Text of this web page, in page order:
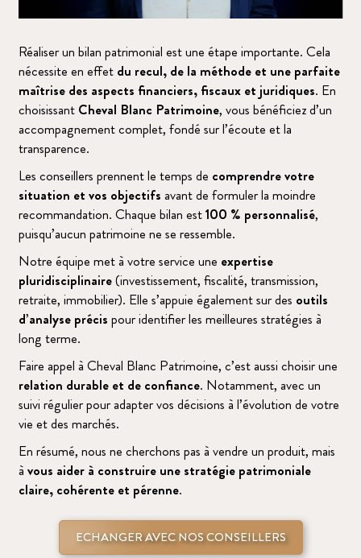
Réaliser un bilan patrimonial est une étape importante. Cela
nécessite en effet du recul, de la méthode et une parfaite
maîtrise des aspects financiers, fiscaux et juridiques. En
choisissant Cheval Blanc Patrimoine, vous bénéficiez d’un
accompagnement complet, fondé sur l’écoute et la
transparence.
Les conseillers prennent le temps de comprendre votre
situation et vos objectifs avant de formuler la moindre
recommandation. Chaque bilan est100 % personnalisé,
puisqu’aucun patrimoine ne se ressemble.
Notre équipe met à votre service une expertise
pluridisciplinaire(investissement, fiscalité, transmission,
retraite, immobilier). Elle s’appuie également sur des outils
d’analyse précis pour identifier les meilleures stratégies à
long terme.
Faire appel à Cheval Blanc Patrimoine, c’est aussi choisir une
relation durable et de confiance. Notamment, avec un
suivi régulier pour adapter vos décisions à l’évolution de votre
vie et des marchés.
En résumé, nous ne cherchons pas à vendre un produit, mais
à vous aider à construire une stratégie patrimoniale
claire, cohérente et pérenne.
ECHANGER AVEC NOS CONSEILLERS